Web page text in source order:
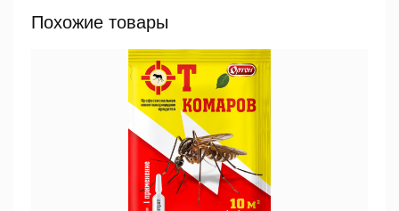
(экстракт
чеснока),
Похожие товары